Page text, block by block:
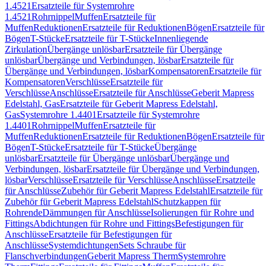
1.4521Ersatzteile für Systemrohre
1.4521RohrnippelMuffenErsatzteile für
MuffenReduktionenErsatzteile für ReduktionenBögenErsatzteile für
BögenT-StückeErsatzteile für T-StückeInnenliegende
ZirkulationÜbergänge unlösbarErsatzteile für Übergänge
unlösbarÜbergänge und Verbindungen, lösbarErsatzteile für
Übergänge und Verbindungen, lösbarKompensatorenErsatzteile für
KompensatorenVerschlüsseErsatzteile für
VerschlüsseAnschlüsseErsatzteile für AnschlüsseGeberit Mapress
Edelstahl, GasErsatzteile für Geberit Mapress Edelstahl,
GasSystemrohre 1.4401Ersatzteile für Systemrohre
1.4401RohrnippelMuffenErsatzteile für
MuffenReduktionenErsatzteile für ReduktionenBögenErsatzteile für
BögenT-StückeErsatzteile für T-StückeÜbergänge
unlösbarErsatzteile für Übergänge unlösbarÜbergänge und
Verbindungen, lösbarErsatzteile für Übergänge und Verbindungen,
lösbarVerschlüsseErsatzteile für VerschlüsseAnschlüsseErsatzteile
für AnschlüsseZubehör für Geberit Mapress EdelstahlErsatzteile für
Zubehör für Geberit Mapress EdelstahlSchutzkappen für
RohrendeDämmungen für AnschlüsseIsolierungen für Rohre und
FittingsAbdichtungen für Rohre und FittingsBefestigungen für
AnschlüsseErsatzteile für Befestigungen für
AnschlüsseSystemdichtungenSets Schraube für
FlanschverbindungenGeberit Mapress ThermSystemrohre